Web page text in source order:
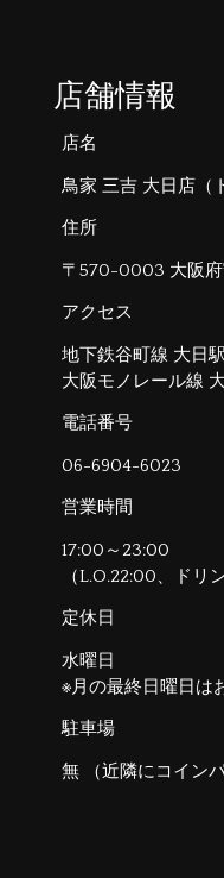
店舗情報
店名
鳥家 三吉 大日店（
住所
〒570-0003 大阪
アクセス
地下鉄谷町線 大日
大阪モノレール線
電話番号
06-6904-6023
営業時間
17:00～23:00
（L.O.22:00、ドリ
定休日
水曜日
※月の最終日曜日は
駐車場
無 （近隣にコイン